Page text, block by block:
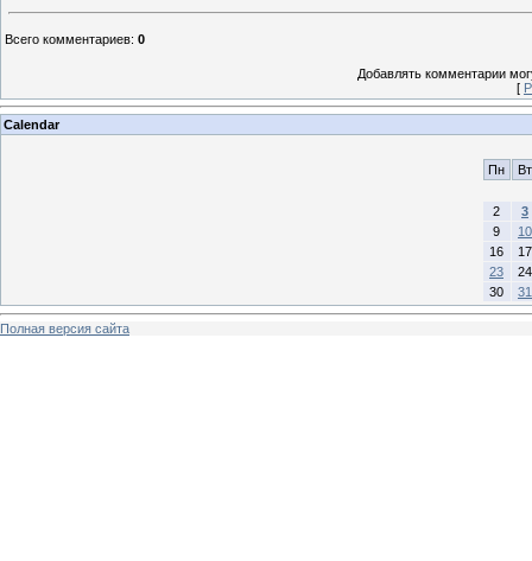
Всего комментариев: 0
Добавлять комментарии
[
Calendar
Пн Вт
2
3
9
10
16
17
23
24
30
31
Полная версия сайта